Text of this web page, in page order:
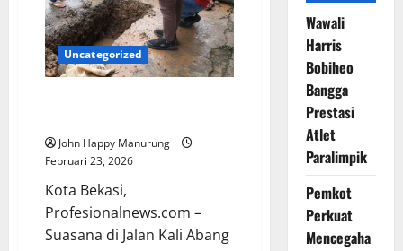
Uncategorized
John Happy Manurung
Februari 23, 2026
Kota Bekasi,
Profesionalnews.com –
Suasana di Jalan Kali Abang
Wawali
Harris
Bobiheo
Bangga
Prestasi
Atlet
Paralimpik
Pemkot
Perkuat
Mencegaha